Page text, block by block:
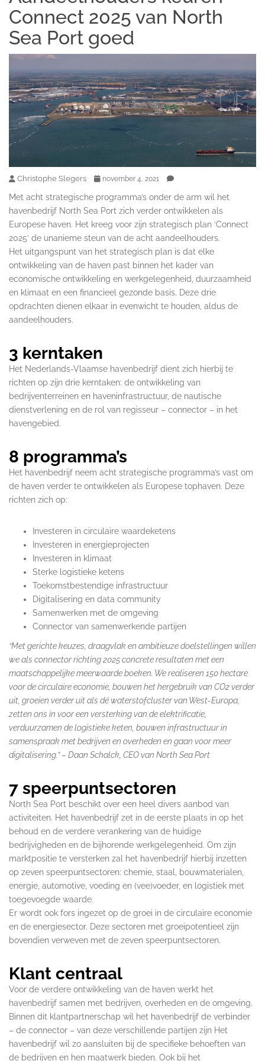
Connect 2025 van North
Sea Port goed
Christophe Slegers november 4, 2021
Met acht strategische programma’s onder de arm wil het
havenbedrijf North Sea Port zich verder ontwikkelen als
Europese haven. Het kreeg voor zijn strategisch plan ‘Connect
2025’ de unanieme steun van de acht aandeelhouders.
Het uitgangspunt van het strategisch plan is dat elke
ontwikkeling van de haven past binnen het kader van
economische ontwikkeling en werkgelegenheid, duurzaamheid
en klimaat en een financieel gezonde basis. Deze drie
opdrachten dienen elkaar in evenwicht te houden, aldus de
aandeelhouders.
3 kerntaken
Het Nederlands-Vlaamse havenbedrijf dient zich hierbij te
richten op zijn drie kerntaken: de ontwikkeling van
bedrijventerreinen en haveninfrastructuur, de nautische
dienstverlening en de rol van regisseur – connector – in het
havengebied.
8 programma’s
Het havenbedrijf neem acht strategische programma’s vast om
de haven verder te ontwikkelen als Europese tophaven. Deze
richten zich op:
Investeren in circulaire waardeketens
Investeren in energieprojecten
Investeren in klimaat
Sterke logistieke ketens
Toekomstbestendige infrastructuur
Digitalisering en data community
Samenwerken met de omgeving
Connector van samenwerkende partijen
“Met gerichte keuzes, draagvlak en ambitieuze doelstellingen willen
we als connector richting 2025 concrete resultaten met een
maatschappelijke meerwaarde boeken. We realiseren 150 hectare
voor de circulaire economie, bouwen het hergebruik van CO2 verder
uit, groeien verder uit als dé waterstofcluster van West-Europa,
zetten ons in voor een versterking van de elektrificatie,
verduurzamen de logistieke keten, bouwen infrastructuur in
samenspraak met bedrijven en overheden en gaan voor meer
digitalisering.”– Daan Schalck, CEO van North Sea Port
7 speerpuntsectoren
North Sea Port beschikt over een heel divers aanbod van
activiteiten. Het havenbedrijf zet in de eerste plaats in op het
behoud en de verdere verankering van de huidige
bedrijvigheden en de bijhorende werkgelegenheid. Om zijn
marktpositie te versterken zal het havenbedrijf hierbij inzetten
op zeven speerpuntsectoren: chemie, staal, bouwmaterialen,
energie, automotive, voeding en (vee)voeder, en logistiek met
toegevoegde waarde.
Er wordt ook fors ingezet op de groei in de circulaire economie
en de energiesector. Deze sectoren met groeipotentieel zijn
bovendien verweven met de zeven speerpuntsectoren.
Klant centraal
Voor de verdere ontwikkeling van de haven werkt het
havenbedrijf samen met bedrijven, overheden en de omgeving.
Binnen dit klantpartnerschap wil het havenbedrijf de verbinder
– de connector – van deze verschillende partijen zijn Het
havenbedrijf wil zo aansluiten bij de specifieke behoeften van
de bedrijven en hen maatwerk bieden. Ook bij het